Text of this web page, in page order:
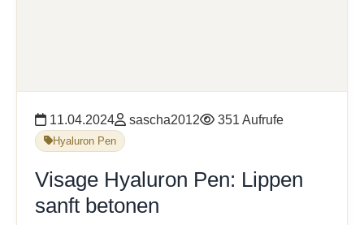
11.04.2024 sascha2012 351 Aufrufe
Hyaluron Pen
Visage Hyaluron Pen: Lippen
sanft betonen